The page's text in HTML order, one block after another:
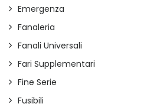
Emergenza
Fanaleria
Fanali Universali
Fari Supplementari
Fine Serie
Fusibili